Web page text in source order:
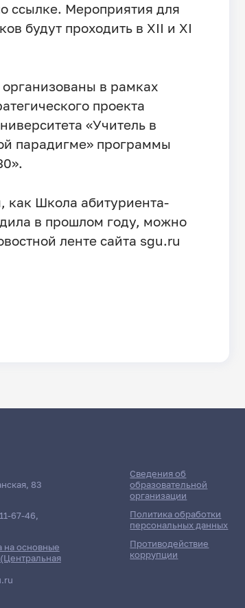
ссылке. Мероприятия для
будут проходить в XII и XI
в рамках
проекта
«Учитель в
парадигме» программы
как Школа абитуриента-
в прошлом году, можно
ленте сайта sgu.ru
83
67-46,
на основные
Сведения об
образовательной
организации
Политика обработки
персональных данных
Противодействие
коррупции